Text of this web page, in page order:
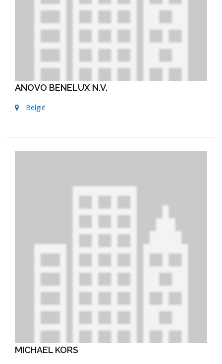
ANOVO BENELUX N.V.
België
MICHAEL KORS